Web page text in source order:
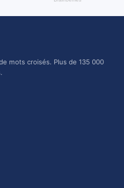
mots croisés. Plus de 135 000